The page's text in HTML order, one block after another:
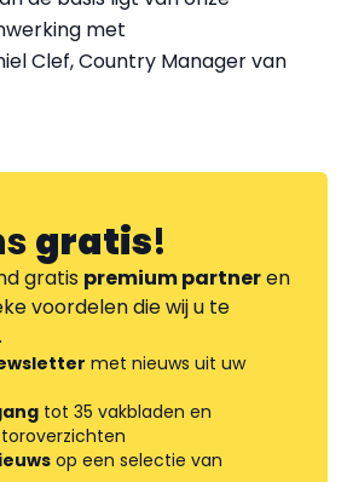
met
Clef, Country Manager van
gratis!
gratis premium partneren
voordelen die wij u te
met nieuws uit uw
tot 35 vakbladen en
op een selectie van